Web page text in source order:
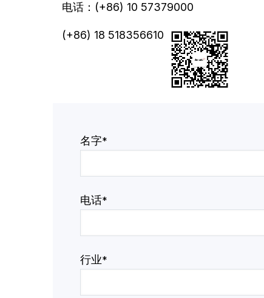
电话：(+86) 10 57379000
(+86) 18 518356610
名字*
电话*
行业*